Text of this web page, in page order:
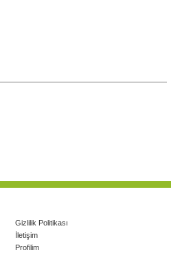
Gizlilik Politikası
İletişim
Profilim